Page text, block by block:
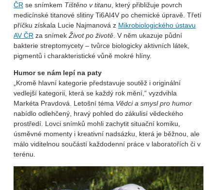
ČR se snímkem Tištěno v titanu , který přibližuje povrch
medicínské titanové slitiny Ti6AI4V po chemické úpravě. Třetí
příčku získala Lucie Najmanová z Mikrobiologického ústavu
AV ČR za snímek Život po životě . V něm ukazuje půdní
bakterie streptomycety – tvůrce biologicky aktivních látek,
pigmentů i charakteristické vůně mokré hlíny.
Humor se nám lepí na paty
„Kromě hlavní kategorie představuje soutěž i originální
vedlejší kategorii, která se každý rok mění,“ vyzdvihla
Markéta Pravdová. Letošní téma Vědci a smysl pro humor
nabídlo odlehčený, hravý pohled do zákulisí vědeckého
prostředí. Lovci snímků mohli zachytit situační komiku,
úsměvné momenty i kreativní nadsázku, která je běžnou, ale
málo viditelnou součástí každodenní práce v laboratořích či v
terénu.